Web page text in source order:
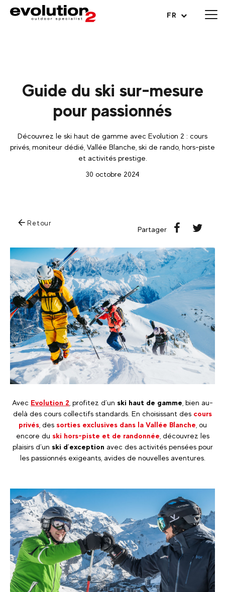
FR
Ouvrir le menu
Guide du ski sur-mesure
pour passionnés
Découvrez le ski haut de gamme avec Evolution 2 : cours
privés, moniteur dédié, Vallée Blanche, ski de rando, hors-piste
et activités prestige.
30 octobre 2024
Retour
Partager
Avec Evolution 2 , profitez d’un ski haut de gamme , bien au-
delà des cours collectifs standards. En choisissant des cours
privés, des sorties exclusives dans la Vallée Blanche , ou
encore du ski hors-piste et de randonnée , découvrez les
plaisirs d’un ski d’exception avec des activités pensées pour
les passionnés exigeants, avides de nouvelles aventures.